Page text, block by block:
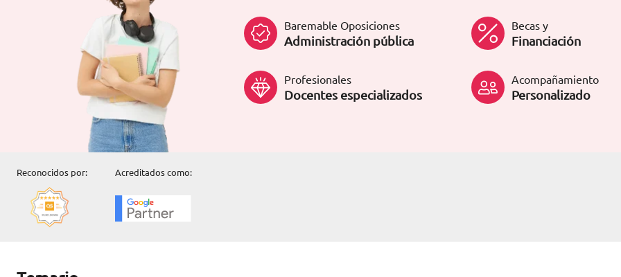
TRABAJA CON NOSOTROS
Baremable Oposiciones
Administración pública
Becas y
Financiación
Profesionales
Docentes especializados
Acompañamiento
Personalizado
Reconocidos por: Acreditados como: